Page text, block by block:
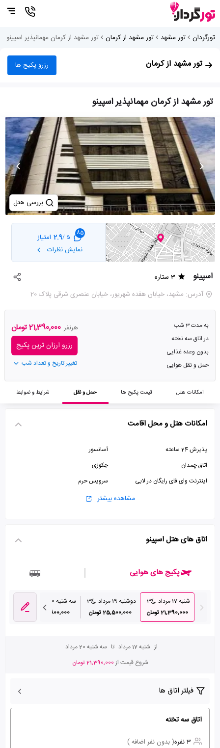
تورگردان تور مشهد تور مشهد از کرمان تور مشهد از کرمان مهمانپذیر اسپینو
تور مشهد از کرمان رزرو پکیج ها
تور مشهد از کرمان مهمانپذیر اسپینو
بررسی هتل
85
5 /
2.9 امتیاز
نمایش نظرات
اسپینو
3 ستاره
آدرس: مشهد، خیابان هفده شهریور، خیابان عنصری شرقی پلاک 20
به مدت 3 شب
در اتاق سه تخته
بدون وعده غذایی
حمل و نقل هوایی
هرنفر 21,390,000 تومان
رزرو ارزان ترین پکیج
تغییر تاریخ و تعداد شب
امکانات هتل قیمت پکیج ها حمل و نقل شرایط و ضوابط
امکانات هتل و محل اقامت
پذیرش 24 ساعته
آسانسور
اتاق چمدان
جکوزی
اینترنت وای فای رایگان در لابی
سرویس حرم
مشاهده بیشتر
اتاق های هتل اسپینو
پکیج های هوایی
شنبه 17 مرداد
3
21,390,000 تومان
دوشنبه 19 مرداد
3
25,500,000 تومان
سه شنبه 20 مرداد
4
27,800,000 تومان
از شنبه 17 مرداد تا سه شنبه 20 مرداد
شروع قیمت از21,390,000 تومان
فیلتر اتاق ها
اتاق سه تخته
3 نفره
( بدون نفر اضافه )